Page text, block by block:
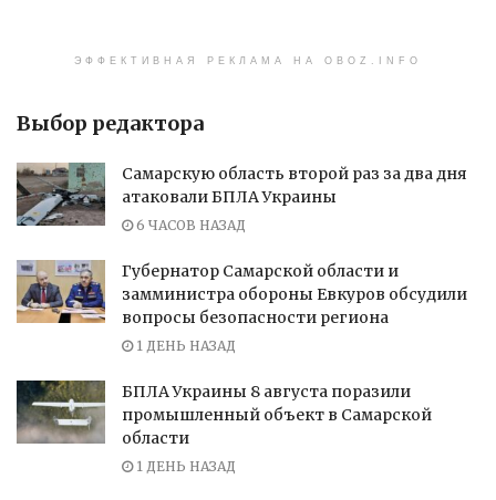
ЭФФЕКТИВНАЯ РЕКЛАМА НА OBOZ.INFO
Выбор редактора
Самарскую область второй раз за два дня
атаковали БПЛА Украины
6 ЧАСОВ НАЗАД
Губернатор Самарской области и
замминистра обороны Евкуров обсудили
вопросы безопасности региона
1 ДЕНЬ НАЗАД
БПЛА Украины 8 августа поразили
промышленный объект в Самарской
области
1 ДЕНЬ НАЗАД